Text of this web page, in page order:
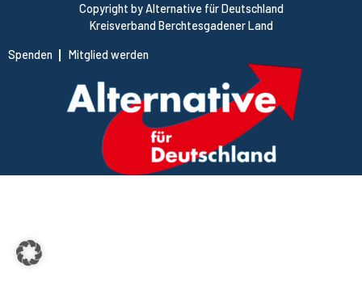
Copyright by Alternative für Deutschland
Kreisverband Berchtesgadener Land
Spenden Mitglied werden